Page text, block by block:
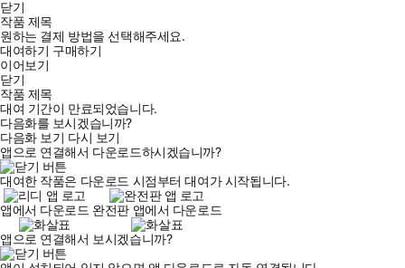
닫기
작품 제목
원하는 결제 방법을 선택해주세요.
대여하기 구매하기
이어보기
닫기
작품 제목
대여 기간이 만료되었습니다.
다음화를 보시겠습니까?
다음화 보기 다시 보기
앱으로 연결해서 다운로드하시겠습니까?
대여한 작품은 다운로드 시점부터 대여가 시작됩니다.
앱에서 다운로드 완전판 앱에서 다운로드
앱으로 연결해서 보시겠습니까?